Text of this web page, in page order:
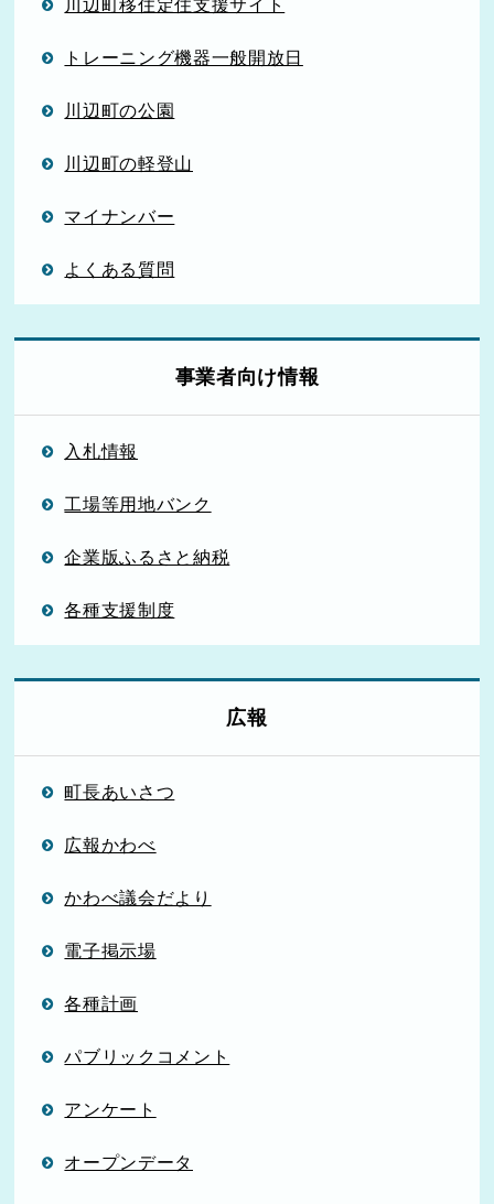
川辺町移住定住支援サイト
トレーニング機器一般開放日
川辺町の公園
川辺町の軽登山
マイナンバー
よくある質問
事業者向け情報
入札情報
工場等用地バンク
企業版ふるさと納税
各種支援制度
広報
町長あいさつ
広報かわべ
かわべ議会だより
電子掲示場
各種計画
パブリックコメント
アンケート
オープンデータ